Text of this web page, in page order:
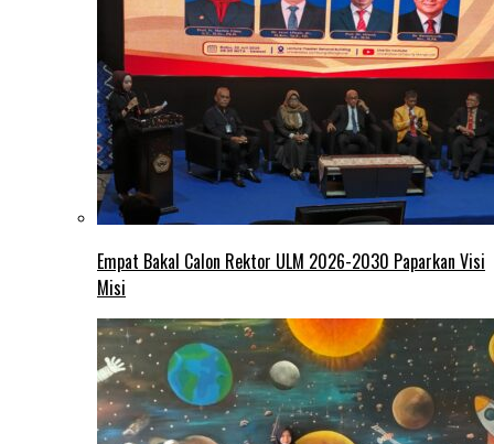
Empat Bakal Calon Rektor ULM 2026-2030 Paparkan Visi
Misi